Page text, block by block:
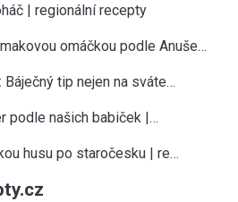
| regionální recepty
omáčkou podle Anuše…
tip nejen na sváte…
podle našich babiček |…
husu po staročesku | re…